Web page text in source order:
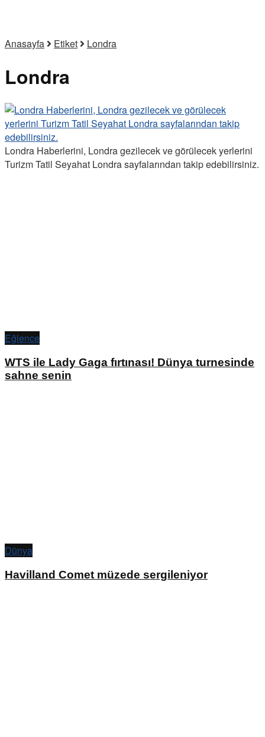
Anasayfa Etiket Londra
Londra
Londra Haberlerini, Londra gezilecek ve görülecek yerlerini
Turizm Tatil Seyahat Londra sayfalarından takip edebilirsiniz.
Eğlence
WTS ile Lady Gaga fırtınası! Dünya turnesinde
sahne senin
Dünya
Havilland Comet müzede sergileniyor